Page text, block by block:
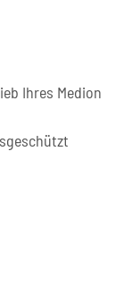
Ihres Medion